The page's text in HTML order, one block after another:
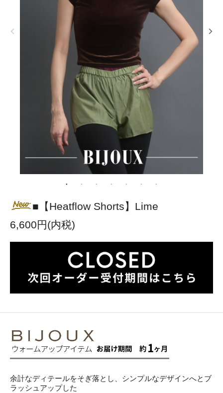
■【Heatflow Shorts】Lime
6,600円(内税)
余計なディテールをそぎ落とし、シンプルなデザインへとブ
ラッシュアップした